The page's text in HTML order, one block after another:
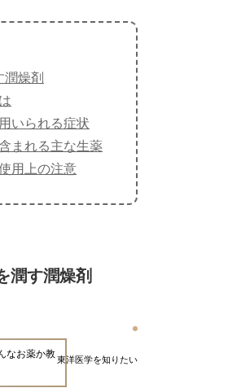
潤燥剤
いられる症状
まれる主な生薬
用上の注意
潤す潤燥剤
東洋医学を知りたい
なお薬か教